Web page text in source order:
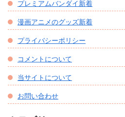
プレミアムバンダイ新着
漫画アニメのグッズ新着
プライバシーポリシー
コメントについて
当サイトについて
お問い合わせ